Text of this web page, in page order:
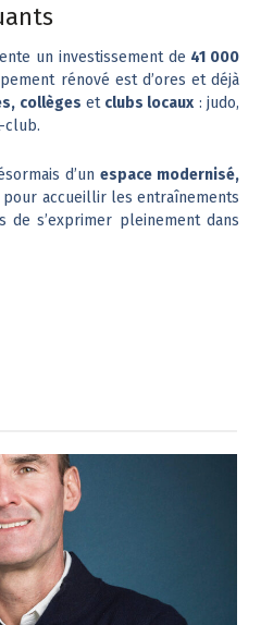
un investissement de 41 000
rénové est d’ores et déjà
collèges et clubs locaux : judo,
club.
d’un espace modernisé,
pour accueillir les entraînements
s’exprimer pleinement dans